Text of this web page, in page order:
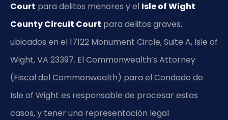
Court para delitos menores y el Isle of Wight
County Circuit Court para delitos graves,
ubicados en el 17122 Monument Circle, Suite A, Isle of
Wight, VA 23397. El Commonwealth’s Attorney
(Fiscal del Commonwealth) para el Condado de
Isle of Wight es responsable de procesar estos
casos, y tener una representación legal